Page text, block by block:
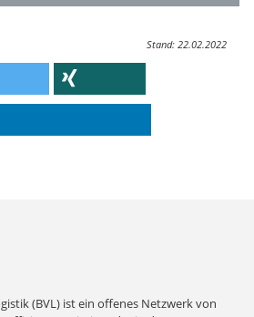
Stand: 22.02.2022
(BVL) ist ein offenes Netzwerk von